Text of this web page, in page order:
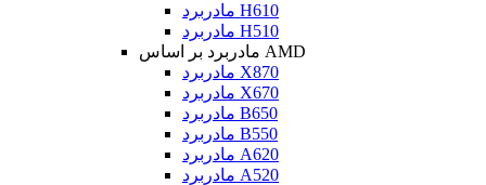
مادربرد H610
مادربرد H510
مادربرد بر اساس AMD
مادربرد X870
مادربرد X670
مادربرد B650
مادربرد B550
مادربرد A620
مادربرد A520